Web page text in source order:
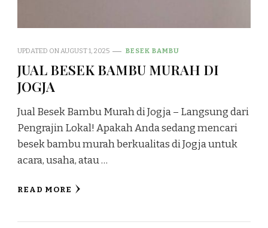
UPDATED ONAUGUST 1, 2025 BESEK BAMBU
JUAL BESEK BAMBU MURAH DI
JOGJA
Jual Besek Bambu Murah di Jogja – Langsung dari
Pengrajin Lokal! Apakah Anda sedang mencari
besek bambu murah berkualitas di Jogja untuk
acara, usaha, atau …
READ MORE